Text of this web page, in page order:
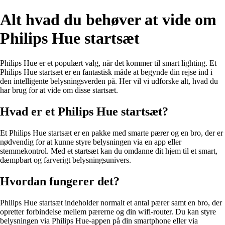
Alt hvad du behøver at vide om
Philips Hue startsæt
Philips Hue er et populært valg, når det kommer til smart lighting. Et
Philips Hue startsæt er en fantastisk måde at begynde din rejse ind i
den intelligente belysningsverden på. Her vil vi udforske alt, hvad du
har brug for at vide om disse startsæt.
Hvad er et Philips Hue startsæt?
Et Philips Hue startsæt er en pakke med smarte pærer og en bro, der er
nødvendig for at kunne styre belysningen via en app eller
stemmekontrol. Med et startsæt kan du omdanne dit hjem til et smart,
dæmpbart og farverigt belysningsunivers.
Hvordan fungerer det?
Philips Hue startsæt indeholder normalt et antal pærer samt en bro, der
opretter forbindelse mellem pærerne og din wifi-router. Du kan styre
belysningen via Philips Hue-appen på din smartphone eller via